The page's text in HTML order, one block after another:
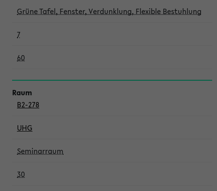
Grüne Tafel, Fenster, Verdunklung, Flexible Bestuhlung
7
60
B2-278
UHG
Seminarraum
30